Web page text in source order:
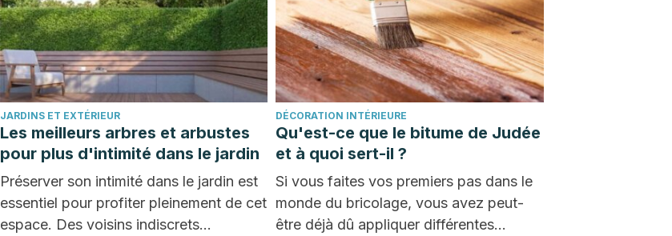
JARDINS ET EXTÉRIEUR
Les meilleurs arbres et arbustes
pour plus d'intimité dans le jardin
Préserver son intimité dans le jardin est
essentiel pour profiter pleinement de cet
espace. Des voisins indiscrets
DÉCORATION INTÉRIEURE
Qu'est-ce que le bitume de Judée
et à quoi sert-il ?
Si vous faites vos premiers pas dans le
monde du bricolage, vous avez peut-
être déjà dû appliquer différentes